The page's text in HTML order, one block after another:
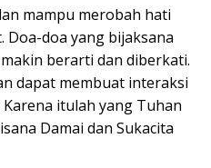
mampu merobah hati
Doa-doa yang bijaksana
berarti dan diberkati.
dapat membuat interaksi
itulah yang Tuhan
Damai dan Sukacita